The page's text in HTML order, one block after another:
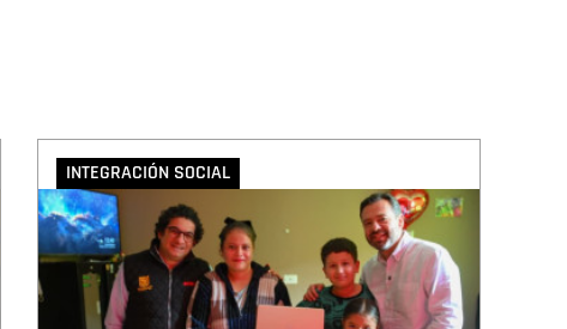
INTEGRACIÓN SOCIAL